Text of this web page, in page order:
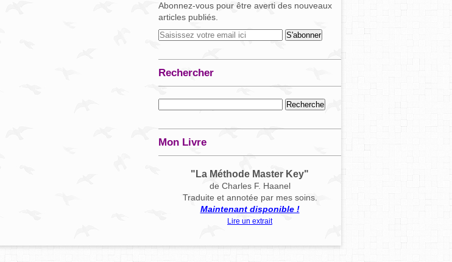
Abonnez-vous pour être averti des nouveaux
articles publiés.
Rechercher
Mon Livre
"La Méthode Master Key"
de Charles F. Haanel
Traduite et annotée par mes soins.
Maintenant disponible !
Lire un extrait